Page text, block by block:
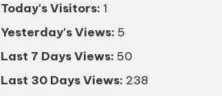
Today's Visitors: 1
Yesterday's Views: 5
Last 7 Days Views: 50
Last 30 Days Views: 238